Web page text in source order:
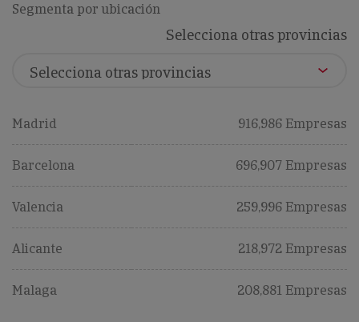
Segmenta por ubicación
Selecciona otras provincias
Madrid 916,986 Empresas
Barcelona 696,907 Empresas
Valencia 259,996 Empresas
Alicante 218,972 Empresas
Malaga 208,881 Empresas